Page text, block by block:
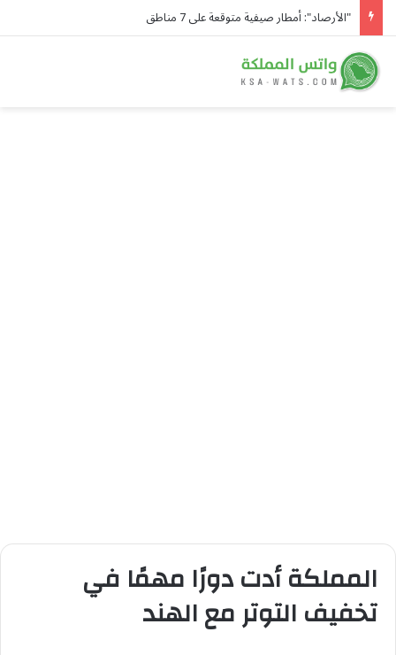
"الأرصاد": أمطار صيفية متوقعة على 7 مناطق
المملكة أدت دورًا مهمًا في
تخفيف التوتر مع الهند